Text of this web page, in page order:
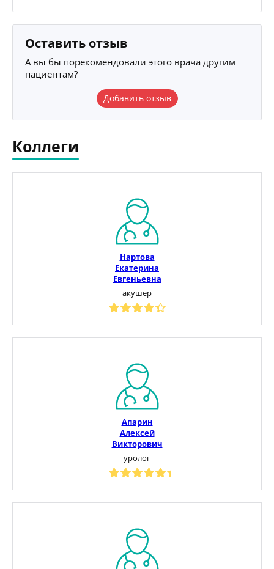
Оставить отзыв
А вы бы порекомендовали этого врача другим
пациентам?
Добавить отзыв
Коллеги
Нартова
Екатерина
Евгеньевна
акушер
Апарин
Алексей
Викторович
уролог